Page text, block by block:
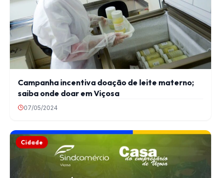
Campanha incentiva doação de leite materno;
saiba onde doar em Viçosa
07/05/2024
Cidade